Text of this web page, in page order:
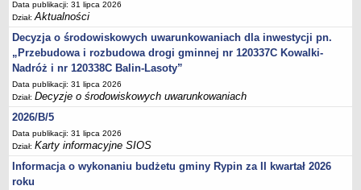
Młodociani pracownicy
ePUAP - składanie dokumentów przez internet
Wydanie warunków na zjazd z drogi gminnej
Zezwolenie na usunięcie drzewa
Wniosek o ustalenie warunków zabudowy/o ustalenie lokalizacji
inwestycji celu publicznego
Działalność lobbingowa
Wniosek o wydanie warunków technicznych przyłączenia do sieci
wodociągowej/kanalizacyjnej
Data publikacji: 31 lipca 2026
Dział:Aktualności
Decyzja o środowiskowych uwarunkowaniach dla inwestycji pn.
„Przebudowa i rozbudowa drogi gminnej nr 120337C Kowalki-
Nadróż i nr 120338C Balin-Lasoty”
Data publikacji: 31 lipca 2026
Dział:Decyzje o środowiskowych uwarunkowaniach
2026/B/5
Data publikacji: 31 lipca 2026
Dział:Karty informacyjne SIOS
Informacja o wykonaniu budżetu gminy Rypin za II kwartał 2026
roku